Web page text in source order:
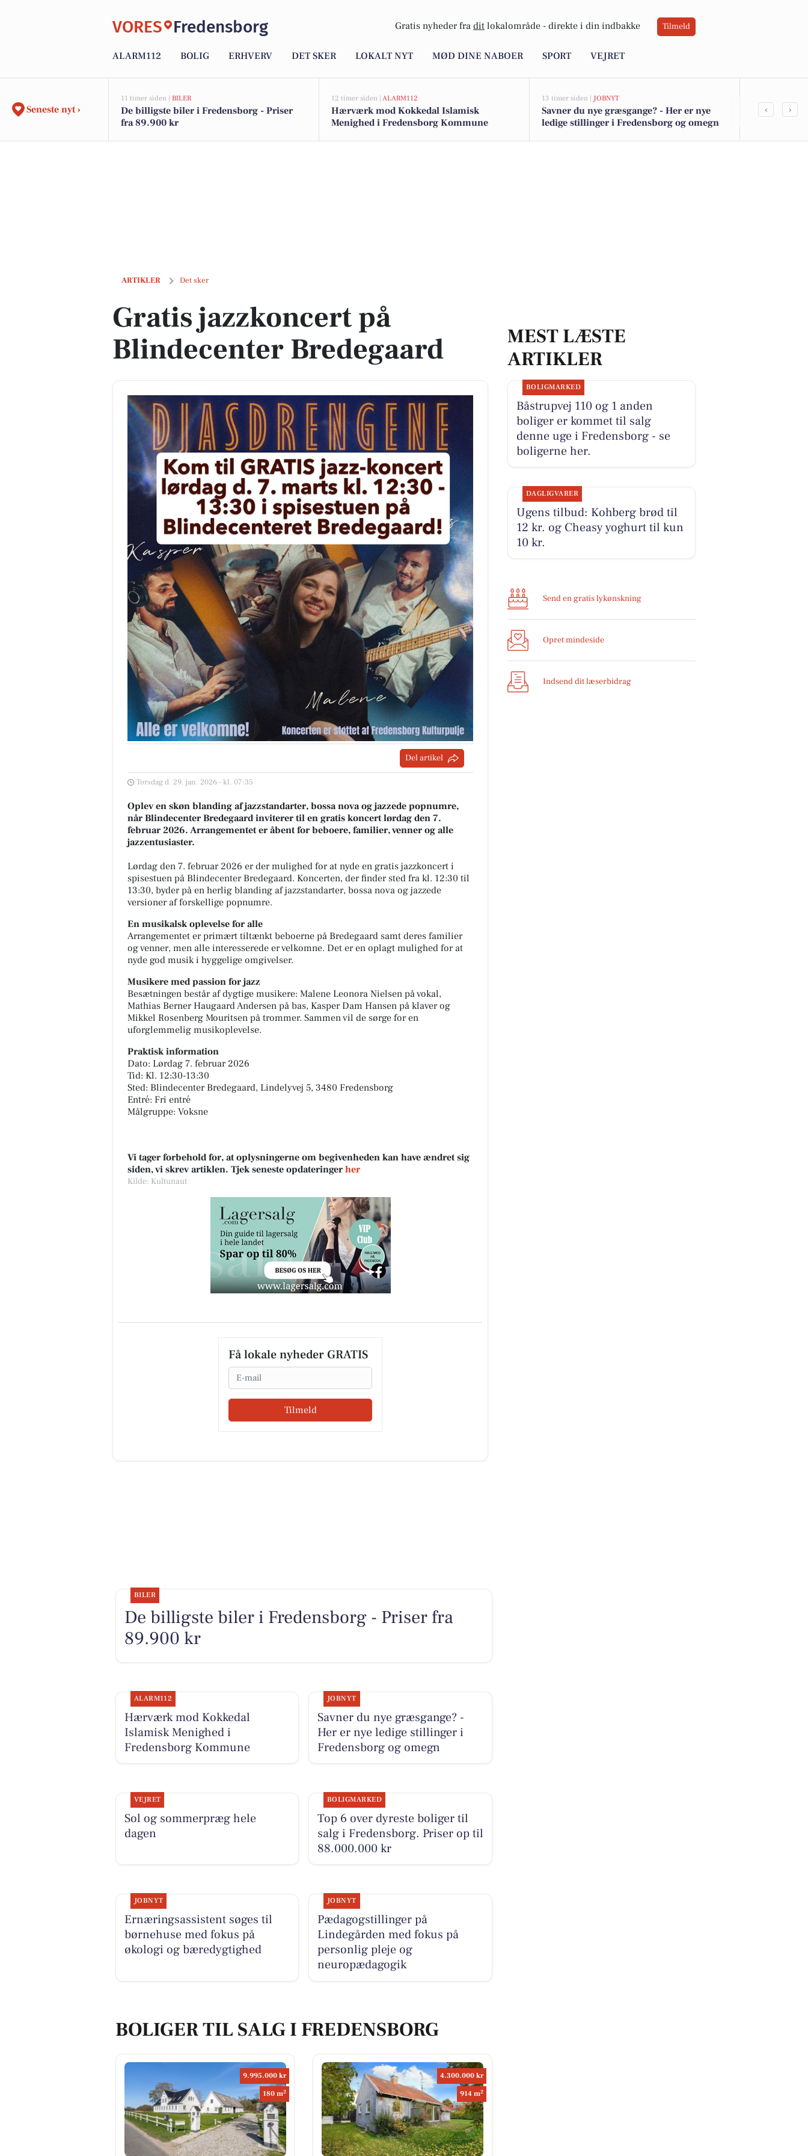
VORES Fredensborg Gratis nyheder fra dit lokalområde - direkte i din indbakke Tilmeld
ALARM112 BOLIG ERHVERV DET SKER LOKALT NYT MØD DINE NABOER SPORT VEJRET
Seneste nyt ›
11 timer siden | BILER
De billigste biler i Fredensborg - Priser
fra 89.900 kr
12 timer siden | ALARM112
Hærværk mod Kokkedal Islamisk
Menighed i Fredensborg Kommune
13 timer siden | JOBNYT
Savner du nye græsgange? - Her er nye
ledige stillinger i Fredensborg og omegn
Sol og
‹ ›
ARTIKLER Det sker
Gratis jazzkoncert på Blindecenter Bredegaard
Gratis jazzkoncert på
Blindecenter Bredegaard
Del artikel
Torsdag d. 29. jan. 2026 - kl. 07:35
Oplev en skøn blanding af jazzstandarter, bossa nova og jazzede popnumre,
når Blindecenter Bredegaard inviterer til en gratis koncert lørdag den 7.
februar 2026. Arrangementet er åbent for beboere, familier, venner og alle
jazzentusiaster.
Lørdag den 7. februar 2026 er der mulighed for at nyde en gratis jazzkoncert i
spisestuen på Blindecenter Bredegaard. Koncerten, der finder sted fra kl. 12:30 til
13:30, byder på en herlig blanding af jazzstandarter, bossa nova og jazzede
versioner af forskellige popnumre.
En musikalsk oplevelse for alle
Arrangementet er primært tiltænkt beboerne på Bredegaard samt deres familier
og venner, men alle interesserede er velkomne. Det er en oplagt mulighed for at
nyde god musik i hyggelige omgivelser.
Musikere med passion for jazz
Besætningen består af dygtige musikere: Malene Leonora Nielsen på vokal,
Mathias Berner Haugaard Andersen på bas, Kasper Dam Hansen på klaver og
Mikkel Rosenberg Mouritsen på trommer. Sammen vil de sørge for en
uforglemmelig musikoplevelse.
Praktisk information
Dato: Lørdag 7. februar 2026
Tid: Kl. 12:30-13:30
Sted: Blindecenter Bredegaard, Lindelyvej 5, 3480 Fredensborg
Entré: Fri entré
Målgruppe: Voksne
Vi tager forbehold for, at oplysningerne om begivenheden kan have ændret sig
siden, vi skrev artiklen. Tjek seneste opdateringer her
Kilde: Kultunaut
Få lokale nyheder GRATIS
Email
Tilmeld
MEST LÆSTE
ARTIKLER
BOLIGMARKED
Båstrupvej 110 og 1 anden
boliger er kommet til salg
denne uge i Fredensborg - se
boligerne her.
DAGLIGVARER
Ugens tilbud: Kohberg brød til
12 kr. og Cheasy yoghurt til kun
10 kr.
Send en gratis lykønskning
Opret mindeside
Indsend dit læserbidrag
BILER
De billigste biler i Fredensborg - Priser fra
89.900 kr
ALARM112
Hærværk mod Kokkedal
Islamisk Menighed i
Fredensborg Kommune
JOBNYT
Savner du nye græsgange? -
Her er nye ledige stillinger i
Fredensborg og omegn
VEJRET
Sol og sommerpræg hele
dagen
BOLIGMARKED
Top 6 over dyreste boliger til
salg i Fredensborg. Priser op til
88.000.000 kr
JOBNYT
Ernæringsassistent søges til
børnehuse med fokus på
økologi og bæredygtighed
JOBNYT
Pædagogstillinger på
Lindegården med fokus på
personlig pleje og
neuropædagogik
BOLIGER TIL SALG I FREDENSBORG
9.995.000 kr
180 m2
4.300.000 kr
914 m2